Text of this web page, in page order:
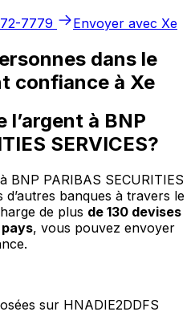
7779
Envoyer avec Xe
dans le
confiance à Xe
l’argent à BNP
SERVICES?
BNP PARIBAS SECURITIES
d’autres banques à travers le
de plus de 130 devises
pays, vous pouvez envoyer
sur HNADIE2DDFS